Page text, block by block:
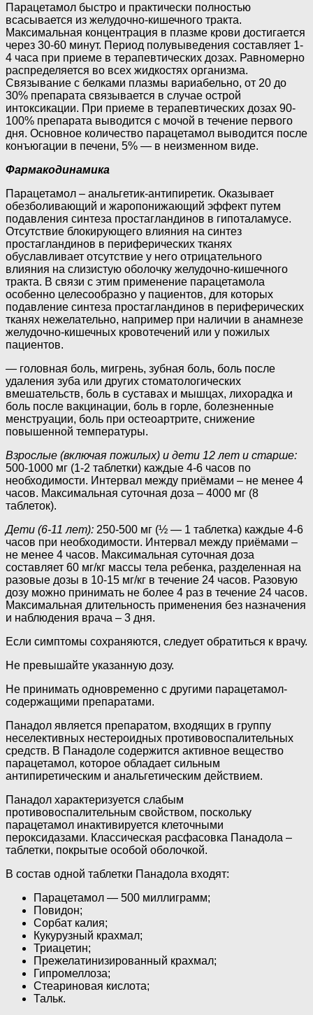
Парацетамол быстро и практически полностью
всасывается из желудочно-кишечного тракта.
Максимальная концентрация в плазме крови достигается
через 30-60 минут. Период полувыведения составляет 1-
4 часа при приеме в терапевтических дозах. Равномерно
распределяется во всех жидкостях организма.
Связывание с белками плазмы вариабельно, от 20 до
30% препарата связывается в случае острой
интоксикации. При приеме в терапевтических дозах 90-
100% препарата выводится с мочой в течение первого
дня. Основное количество парацетамол выводится после
конъюгации в печени, 5% — в неизменном виде.
Фармакодинамика
Парацетамол – анальгетик-антипиретик. Оказывает
обезболивающий и жаропонижающий эффект путем
подавления синтеза простагландинов в гипоталамусе.
Отсутствие блокирующего влияния на синтез
простагландинов в периферических тканях
обуславливает отсутствие у него отрицательного
влияния на слизистую оболочку желудочно-кишечного
тракта. В связи с этим применение парацетамола
особенно целесообразно у пациентов, для которых
подавление синтеза простагландинов в периферических
тканях нежелательно, например при наличии в анамнезе
желудочно-кишечных кровотечений или у пожилых
пациентов.
— головная боль, мигрень, зубная боль, боль после
удаления зуба или других стоматологических
вмешательств, боль в суставах и мышцах, лихорадка и
боль после вакцинации, боль в горле, болезненные
менструации, боль при остеоартрите, снижение
повышенной температуры.
Взрослые (включая пожилых) и дети 12 лет и старше:
500-1000 мг (1-2 таблетки) каждые 4-6 часов по
необходимости. Интервал между приёмами – не менее 4
часов. Максимальная суточная доза – 4000 мг (8
таблеток).
Дети (6-11 лет): 250-500 мг (½ — 1 таблетка) каждые 4-6
часов при необходимости. Интервал между приёмами –
не менее 4 часов. Максимальная суточная доза
составляет 60 мг/кг массы тела ребенка, разделенная на
разовые дозы в 10-15 мг/кг в течение 24 часов. Разовую
дозу можно принимать не более 4 раз в течение 24 часов.
Максимальная длительность применения без назначения
и наблюдения врача – 3 дня.
Если симптомы сохраняются, следует обратиться к врачу.
Не превышайте указанную дозу.
Не принимать одновременно с другими парацетамол-
содержащими препаратами.
Панадол является препаратом, входящих в группу
неселективных нестероидных противовоспалительных
средств. В Панадоле содержится активное вещество
парацетамол, которое обладает сильным
антипиретическим и анальгетическим действием.
Панадол характеризуется слабым
противовоспалительным свойством, поскольку
парацетамол инактивируется клеточными
пероксидазами. Классическая расфасовка Панадола –
таблетки, покрытые особой оболочкой.
В состав одной таблетки Панадола входят:
Парацетамол — 500 миллиграмм;
Повидон;
Сорбат калия;
Кукурузный крахмал;
Триацетин;
Прежелатинизированный крахмал;
Гипромеллоза;
Стеариновая кислота;
Тальк.